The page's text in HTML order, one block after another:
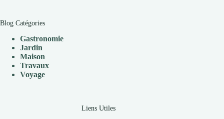
Blog Catégories
Gastronomie
Jardin
Maison
Travaux
Voyage
Liens Utiles